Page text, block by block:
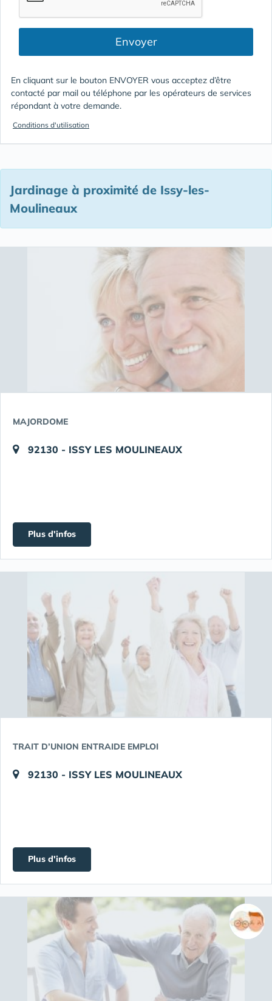
Envoyer
En cliquant sur le bouton ENVOYER vous acceptez d’être
contacté par mail ou téléphone par les opérateurs de services
répondant à votre demande.
Conditions d'utilisation
Jardinage à proximité de Issy-les-
Moulineaux
MAJORDOME
92130 - ISSY LES MOULINEAUX
Plus d'infos
TRAIT D’UNION ENTRAIDE EMPLOI
92130 - ISSY LES MOULINEAUX
Plus d'infos